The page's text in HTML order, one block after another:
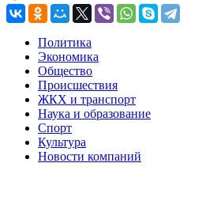
Политика
Экономика
Общество
Происшествия
ЖКХ и транспорт
Наука и образование
Спорт
Культура
Новости компаний